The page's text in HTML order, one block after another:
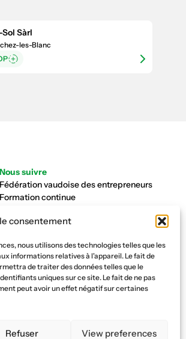
consentement
nous utilisons des technologies telles que les
informations relatives à l'appareil. Le fait de
de traiter des données telles que le
uniques sur ce site. Le fait de ne pas
peut avoir un effet négatif sur certaines
Refuser View preferences
Sàrl
les-Blanc
Nous suivre
Fédération vaudoise des entrepreneurs
Formation continue
Caisse AVS 66.1